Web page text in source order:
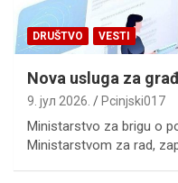
DRUŠTVO VESTI
Nova usluga za
9. јул 2026. Pcinjski017
Ministarstvo za brigu o
Ministarstvom za rad,